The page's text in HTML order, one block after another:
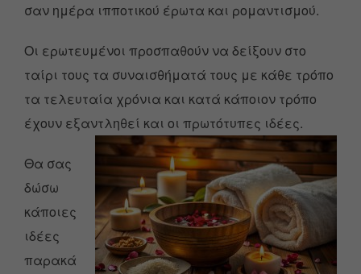
σαν ημέρα ιπποτικού έρωτα και ρομαντισμού.
Οι ερωτευμένοι προσπαθούν να δείξουν στο
ταίρι τους τα συναισθήματά τους με κάθε τρόπο
τα τελευταία χρόνια και κατά κάποιον τρόπο
έχουν εξαντληθεί και οι πρωτότυπες ιδέες.
Θα σας
δώσω
κάποιες
ιδέες
παρακά